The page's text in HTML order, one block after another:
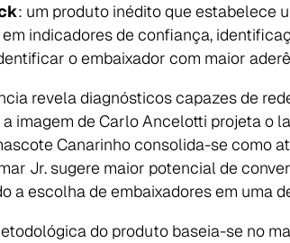
: um produto inédito que estabelece
indicadores de confiança,
o embaixador com maior
revela diagnósticos capazes de
a imagem de Carlo Ancelotti projeta o
Canarinho consolida-se como
Jr. sugere maior potencial de
a escolha de embaixadores em uma
do produto baseia-se no